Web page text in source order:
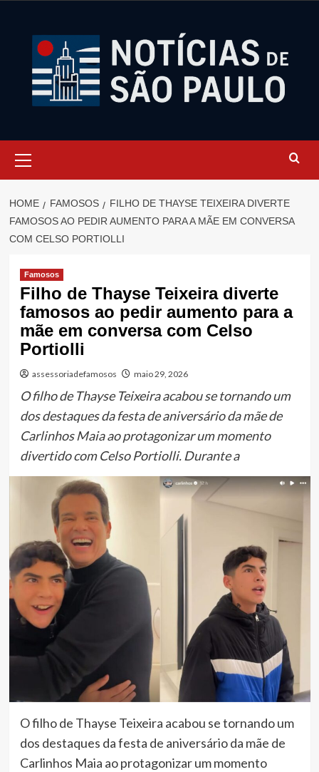
Menu
HOME FAMOSOS
FILHO DE THAYSE TEIXEIRA DIVERTE
FAMOSOS AO PEDIR AUMENTO PARA A MÃE EM CONVERSA
COM CELSO PORTIOLLI
Famosos
Filho de Thayse Teixeira diverte
famosos ao pedir aumento para a
mãe em conversa com Celso
Portiolli
assessoriadefamosos maio 29, 2026
O filho de Thayse Teixeira acabou se tornando um
dos destaques da festa de aniversário da mãe de
Carlinhos Maia ao protagonizar um momento
divertido com Celso Portiolli. Durante a
O filho de Thayse Teixeira acabou se tornando um
dos destaques da festa de aniversário da mãe de
Carlinhos Maia ao protagonizar um momento